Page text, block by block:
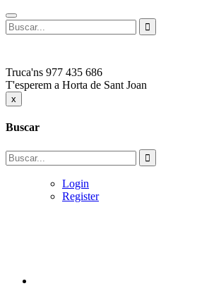
Truca'ns 977 435 686
T'esperem a Horta de Sant Joan
x
Buscar
Login
Register